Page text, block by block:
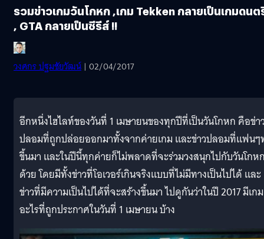
รวมข่าวเกมวันโกหก ,เกม Tekken กลายเป็นเกมดนต
, GTA กลายเป็นซีรีส์ !!
วงศกร ปฐมชัยวัฒน์ | 02/04/2017
อีกหนึ่งไฮไลท์ของวันที่ 1 เมษายนของทุกปีที่เป็นวันโกหก คือข่า
ปลอมที่ถูกปล่อยออกมาทั้งจากค่ายเกม และข่าวปลอมที่แฟนๆ
ขึ้นมา และในปีนี้ทุกค่ายก็ไม่พลาดที่จะร่วมวงสนุกไปกับวันโกห
ด้วย โดยมีทั้งข่าวที่โอเวอร์เกินจริงแบบที่ไม่มีทางเป็นไปได้ และ
ข่าวที่มีความเป็นไปได้ที่จะสร้างขึ้นมา ไปดูกันว่าในปี 2017 มีเกม
อะไรที่ถูกประกาศในวันที่ 1 เมษายน บ้าง